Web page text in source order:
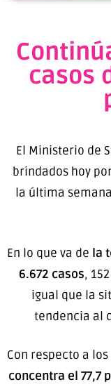
casos
El Ministerio de
brindados hoy
la última semana
En lo que va de la
6.672 casos,
igual que la
tendencia al
Con respecto a
concentra el 77,7